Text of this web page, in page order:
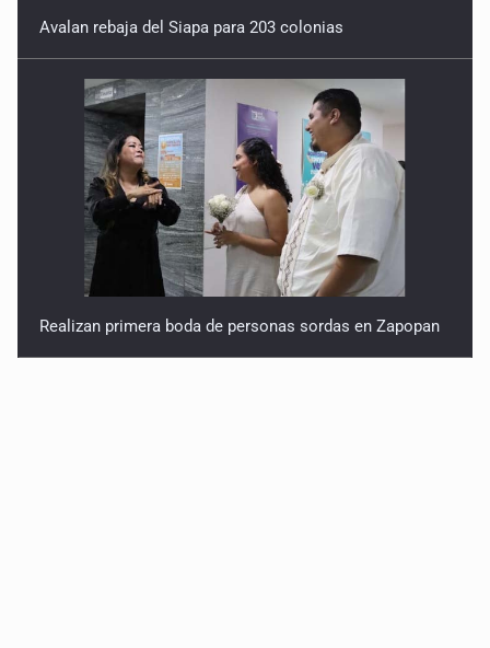
Avalan rebaja del Siapa para 203 colonias
Realizan primera boda de personas sordas en Zapopan